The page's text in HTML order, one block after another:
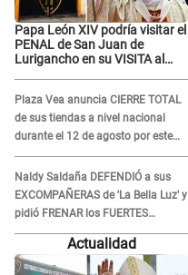
Papa León XIV podría visitar el
PENAL de San Juan de
Lurigancho en su VISITA al
Plaza Vea anuncia CIERRE TOTAL
de sus tiendas a nivel nacional
durante el 12 de agosto por este
MOTIVO
Naldy Saldaña DEFENDIÓ a sus
EXCOMPAÑERAS de 'La Bella Luz' y
pidió FRENAR los FUERTES
ATAQUES en redes: “Aquí el único
Actualidad